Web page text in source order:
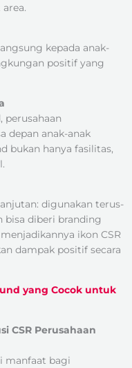
kepada anak-
positif yang
perusahaan
depan anak-anak
bukan hanya fasilitas,
digunakan terus-
bisa diberi branding
ikon CSR
dampak positif secara
yang Cocok untuk
CSR Perusahaan
manfaat bagi